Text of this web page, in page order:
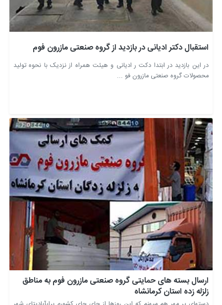
استقبال دکتر ادیانی در بازدید از گروه صنعتی مازرون فوم
در این بازدید در ابتدا دکت ر ادیانی و هیئت همراه از نزدیک با نحوه تولید
محصولات گروه صنعتی مازرون فو ...
ارسال بسته های حمایتی گروه صنعتی مازرون فوم به مناطق
زلزله زده استان کرمانشاه